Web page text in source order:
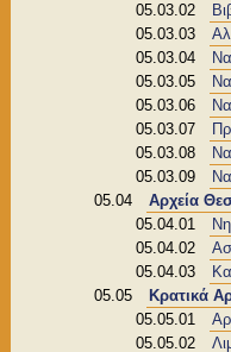
05.03.02
05.03.03
05.03.04
05.03.05
05.03.06
05.03.07
05.03.08
05.03.09
05.04
Αρχεία
05.04.01
05.04.02
05.04.03
05.05
Κρατικά
05.05.01
05.05.02